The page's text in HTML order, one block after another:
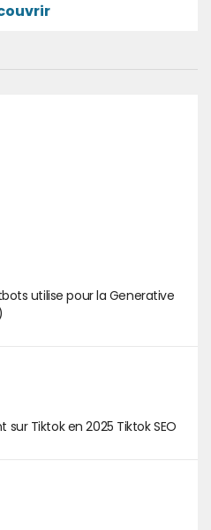
utilise pour la Generative
Tiktok en 2025 Tiktok SEO